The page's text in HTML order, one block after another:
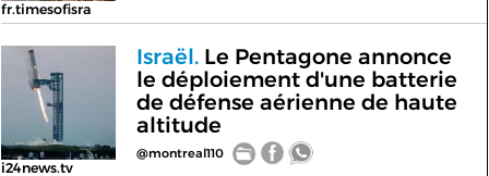
fr.timesofisra
i24news.tv
Israël.Le Pentagone annonce
le déploiement d'une batterie
de défense aérienne de haute
altitude
@montreal110